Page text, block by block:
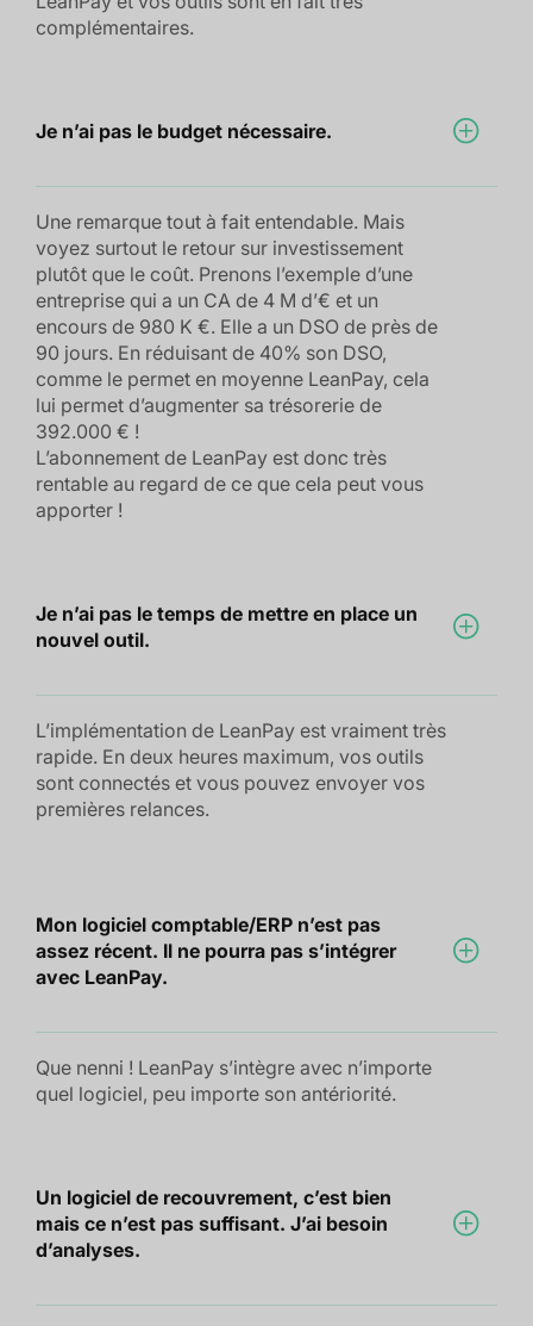
complémentaires.
Je n’ai pas le budget nécessaire.
Une remarque tout à fait entendable. Mais
voyez surtout le retour sur investissement
plutôt que le coût. Prenons l’exemple d’une
entreprise qui a un CA de 4 M d’€ et un
encours de 980 K €. Elle a un DSO de près de
90 jours. En réduisant de 40% son DSO,
comme le permet en moyenne LeanPay, cela
lui permet d’augmenter sa trésorerie de
392.000 € !
L’abonnement de LeanPay est donc très
rentable au regard de ce que cela peut vous
apporter !
Je n’ai pas le temps de mettre en place un
nouvel outil.
L’implémentation de LeanPay est vraiment très
rapide. En deux heures maximum, vos outils
sont connectés et vous pouvez envoyer vos
premières relances.
Mon logiciel comptable/ERP n’est pas
assez récent. Il ne pourra pas s’intégrer
avec LeanPay.
Que nenni ! LeanPay s’intègre avec n’importe
quel logiciel, peu importe son antériorité.
Un logiciel de recouvrement, c’est bien
mais ce n’est pas suffisant. J’ai besoin
d’analyses.